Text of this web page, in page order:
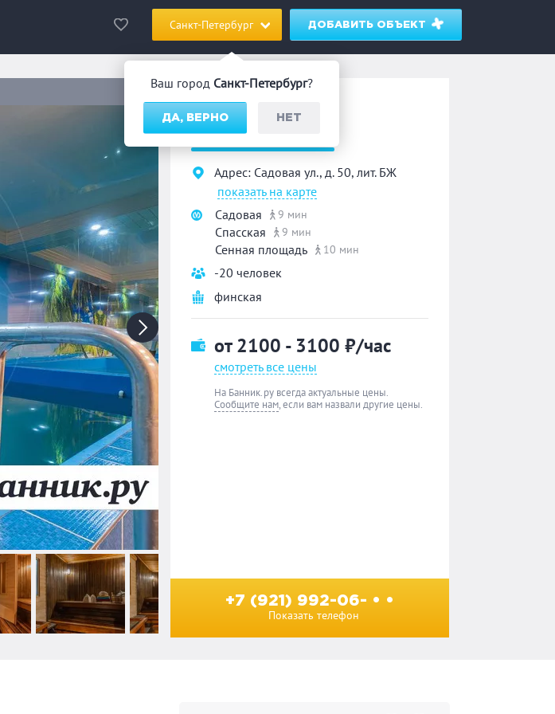
Санкт-Петербург
Ваш город Санкт-Петербург?
ДА, ВЕРНО НЕТ
ДОБАВИТЬ ОБЪЕКТ
Петровские бани
«На Садовой»
Адрес: Садовая ул., д. 50, лит. БЖ
показать на карте
Садовая
9 мин
Спасская 9 мин
Сенная площадь 10 мин
-20 человек
финская
от 2100 - 3100 ₽/час
смотреть все цены
На Банник.ру всегда актуальные цены.
Сообщите нам, если вам назвали другие цены.
+7 (921) 992-06- • •
Показать телефон